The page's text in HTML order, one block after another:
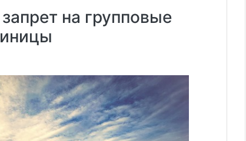
на групповые